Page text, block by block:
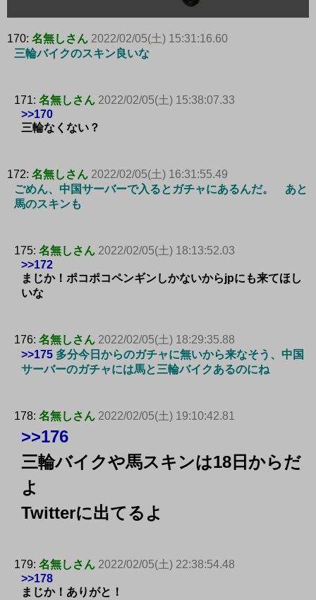
170: 名無しさん 2022/02/05(土) 15:31:16.60
三輪バイクのスキン良いな
171: 名無しさん 2022/02/05(土) 15:38:07.33
>>170
三輪なくない？
172: 名無しさん 2022/02/05(土) 16:31:55.49
ごめん、中国サーバーで入るとガチャにあるんだ。 あと
馬のスキンも
175: 名無しさん 2022/02/05(土) 18:13:52.03
>>172
まじか！ポコポコペンギンしかないからjpにも来てほし
いな
176: 名無しさん 2022/02/05(土) 18:29:35.88
>>175 多分今日からのガチャに無いから来なそう、中国
サーバーのガチャには馬と三輪バイクあるのにね
178: 名無しさん 2022/02/05(土) 19:10:42.81
>>176
三輪バイクや馬スキンは18日からだ
よ
Twitterに出てるよ
179: 名無しさん 2022/02/05(土) 22:38:54.48
>>178
まじか！ありがと！